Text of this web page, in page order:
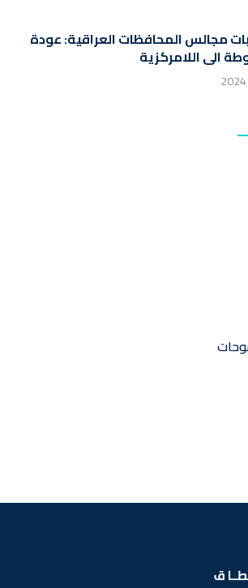
مجالس المحافظات العراقية: عودة
الى اللامركزية